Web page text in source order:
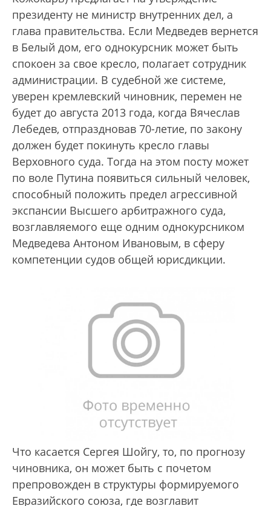
президенту не министр внутренних дел, а
глава правительства. Если Медведев вернется
в Белый дом, его однокурсник может быть
спокоен за свое кресло, полагает сотрудник
администрации. В судебной же системе,
уверен кремлевский чиновник, перемен не
будет до августа 2013 года, когда Вячеслав
Лебедев, отпраздновав 70-летие, по закону
должен будет покинуть кресло главы
Верховного суда. Тогда на этом посту может
по воле Путина появиться сильный человек,
способный положить предел агрессивной
экспансии Высшего арбитражного суда,
возглавляемого еще одним однокурсником
Медведева Антоном Ивановым, в сферу
компетенции судов общей юрисдикции.
Что касается Сергея Шойгу, то, по прогнозу
чиновника, он может быть с почетом
препровожден в структуры формируемого
Евразийского союза, где возглавит